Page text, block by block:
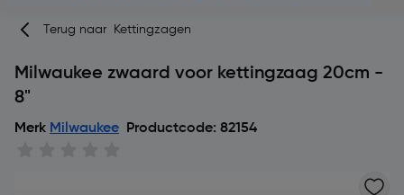
Terug naar Kettingzagen
Milwaukee zwaard voor kettingzaag 20cm -
8"
Merk Milwaukee Productcode: 82154